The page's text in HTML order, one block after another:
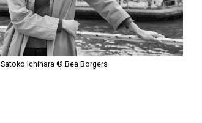
Satoko Ichihara © Bea Borgers